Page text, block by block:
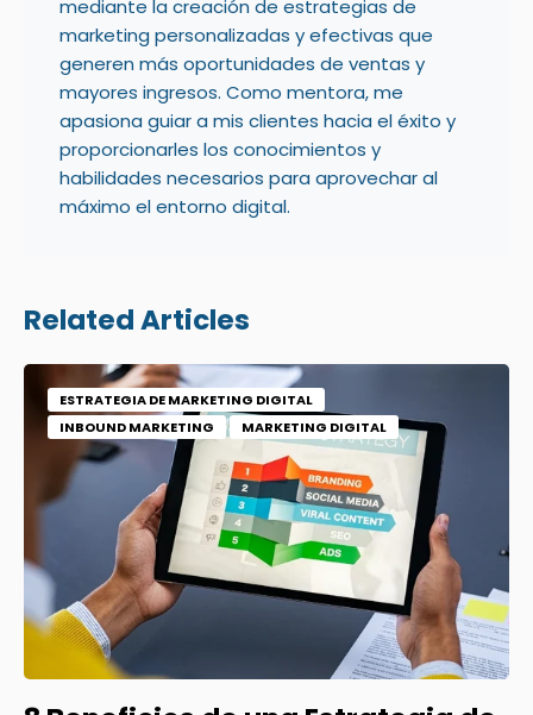
mediante la creación de estrategias de
marketing personalizadas y efectivas que
generen más oportunidades de ventas y
mayores ingresos. Como mentora, me
apasiona guiar a mis clientes hacia el éxito y
proporcionarles los conocimientos y
habilidades necesarios para aprovechar al
máximo el entorno digital.
Related Articles
ESTRATEGIA DE MARKETING DIGITAL
INBOUND MARKETING
MARKETING DIGITAL